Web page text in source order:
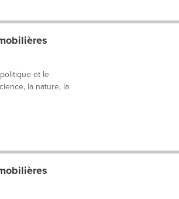
et le
la nature, la